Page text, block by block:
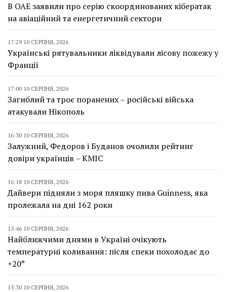
В ОАЕ заявили про серію скоординованих кібератак
на авіаційний та енергетичний сектори
17:29 10 СЕРПНЯ, 2026
Українські рятувальники ліквідували лісову пожежу у
Франції
17:00 10 СЕРПНЯ, 2026
Загиблий та троє поранених – російські війська
атакували Нікополь
16:30 10 СЕРПНЯ, 2026
Залужний, Федоров і Буданов очолили рейтинг
довіри українців – КМІС
16:18 10 СЕРПНЯ, 2026
Дайвери підняли з моря пляшку пива Guinness, яка
пролежала на дні 162 роки
15:46 10 СЕРПНЯ, 2026
Найближчими днями в Україні очікують
температурні коливання: після спеки похолодає до
+20°
15:30 10 СЕРПНЯ, 2026